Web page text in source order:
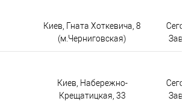
Киев, Гната Хоткевича, 8
(м.Черниговская)
Киев, Набережно-
Крещатицкая, 33